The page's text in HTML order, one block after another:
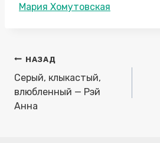
Метки
Мария Хомутовская
Навигация
по
записям
НАЗАД
Серый, клыкастый,
влюбленный — Рэй
Анна